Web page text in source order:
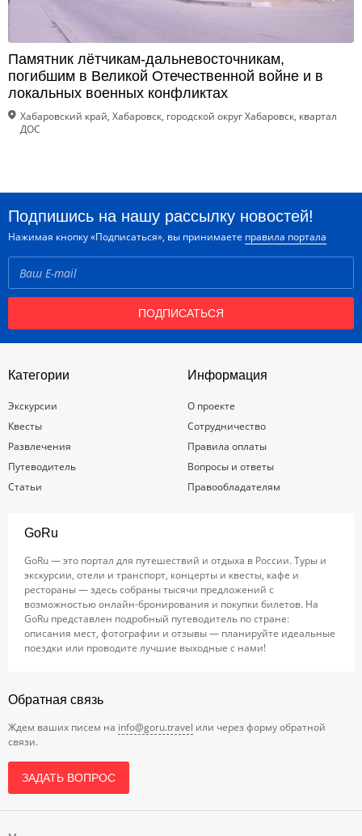
Памятник лётчикам-дальневосточникам,
погибшим в Великой Отечественной войне и в
локальных военных конфликтах
Хабаровский край, Хабаровск, городской округ Хабаровск, квартал
ДОС
Подпишись на нашу рассылку новостей!
Нажимая кнопку «Подписаться», вы принимаете правила портала
ПОДПИСАТЬСЯ
Категории
Экскурсии
Квесты
Развлечения
Путеводитель
Статьи
Информация
О проекте
Сотрудничество
Правила оплаты
Вопросы и ответы
Правообладателям
GoRu
GoRu — это портал для путешествий и отдыха в России. Туры и
экскурсии, отели и транспорт, концерты и квесты, кафе и
рестораны — здесь собраны тысячи предложений с
возможностью онлайн-бронирования и покупки билетов. На
GoRu представлен подробный путеводитель по стране:
описания мест, фотографии и отзывы — планируйте идеальные
поездки или проводите лучшие выходные с нами!
Обратная связь
Ждем ваших писем на info@goru.travel или через форму обратной
связи.
ЗАДАТЬ ВОПРОС